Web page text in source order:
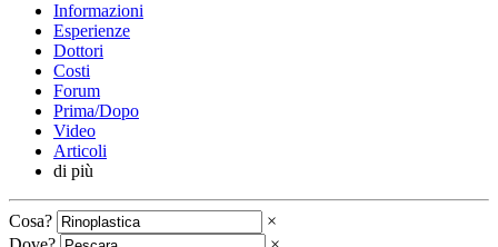
Informazioni
Esperienze
Dottori
Costi
Forum
Prima/Dopo
Video
Articoli
di più
Cosa?
×